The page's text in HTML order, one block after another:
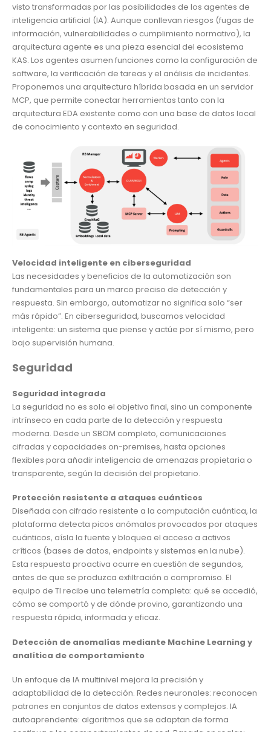
visto transformadas por las posibilidades de los agentes de
inteligencia artificial (IA). Aunque conllevan riesgos (fugas de
información, vulnerabilidades o cumplimiento normativo), la
arquitectura agente es una pieza esencial del ecosistema
KAS. Los agentes asumen funciones como la configuración de
software, la verificación de tareas y el análisis de incidentes.
Proponemos una arquitectura híbrida basada en un servidor
MCP, que permite conectar herramientas tanto con la
arquitectura EDA existente como con una base de datos local
de conocimiento y contexto en seguridad.
Velocidad inteligente en ciberseguridad
Las necesidades y beneficios de la automatización son
fundamentales para un marco preciso de detección y
respuesta. Sin embargo, automatizar no significa solo “ser
más rápido”. En ciberseguridad, buscamos velocidad
inteligente: un sistema que piense y actúe por sí mismo, pero
bajo supervisión humana.
Seguridad
Seguridad integrada
La seguridad no es solo el objetivo final, sino un componente
intrínseco en cada parte de la detección y respuesta
moderna. Desde un SBOM completo, comunicaciones
cifradas y capacidades on-premises, hasta opciones
flexibles para añadir inteligencia de amenazas propietaria o
transparente, según la decisión del propietario.
Protección resistente a ataques cuánticos
Diseñada con cifrado resistente a la computación cuántica, la
plataforma detecta picos anómalos provocados por ataques
cuánticos, aísla la fuente y bloquea el acceso a activos
críticos (bases de datos, endpoints y sistemas en la nube).
Esta respuesta proactiva ocurre en cuestión de segundos,
antes de que se produzca exfiltración o compromiso. El
equipo de TI recibe una telemetría completa: qué se accedió,
cómo se comportó y de dónde provino, garantizando una
respuesta rápida, informada y eficaz.
Detección de anomalías mediante Machine Learning y
analítica de comportamiento
Un enfoque de IA multinivel mejora la precisión y
adaptabilidad de la detección. Redes neuronales: reconocen
patrones en conjuntos de datos extensos y complejos. IA
autoaprendente: algoritmos que se adaptan de forma